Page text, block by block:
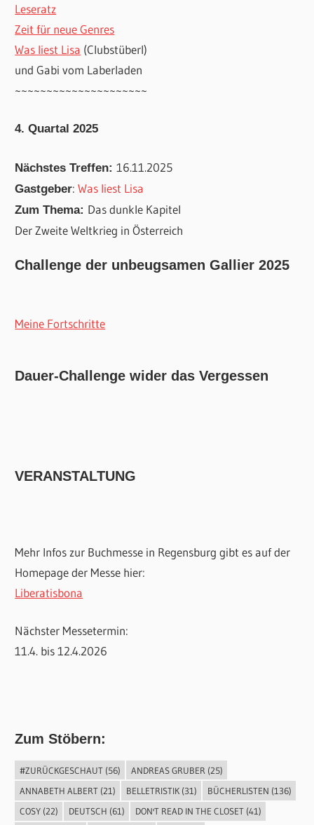
Leseratz
Zeit für neue Genres
Was liest Lisa (Clubstüberl)
und Gabi vom Laberladen
~~~~~~~~~~~~~~~~~~~~~
4. Quartal 2025
Nächstes Treffen:16.11.2025
Gastgeber:Was liest Lisa
Zum Thema: Das dunkle Kapitel
Der Zweite Weltkrieg in Österreich
Challenge der unbeugsamen Gallier 2025
Meine Fortschritte
Dauer-Challenge wider das Vergessen
VERANSTALTUNG
Mehr Infos zur Buchmesse in Regensburg gibt es auf der
Homepage der Messe hier:
Liberatisbona
Nächster Messetermin:
11.4. bis 12.4.2026
Zum Stöbern:
#ZURÜCKGESCHAUT(56) ANDREAS GRUBER (25)
ANNABETH ALBERT(21) BELLETRISTIK(31) BÜCHERLISTEN (136)
COSY(22) DEUTSCH (61) DON'T READ IN THE CLOSET(41)